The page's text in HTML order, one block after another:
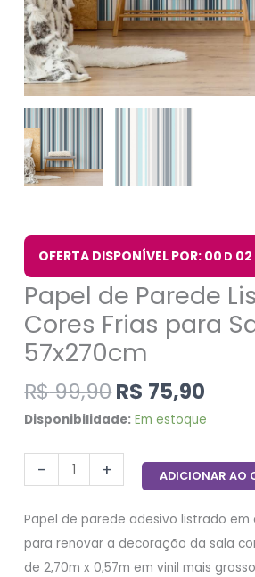
OFERTA DISPONÍVEL POR: 00 D 02
Papel de Parede
Cores Frias para
57x270cm
R$99,90R$ 75,90
Disponibilidade: Em estoque
- + ADICIONAR AO
Papel de parede adesivo listrado em
para renovar a decoração da sala
de 2,70m x 0,57m em vinil mais